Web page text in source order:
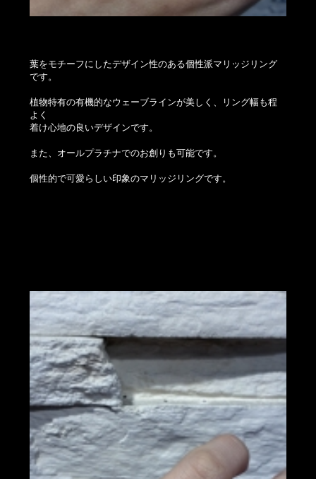
葉をモチーフにしたデザイン性のある個性派マリッジリング
です。
植物特有の有機的なウェーブラインが美しく、リング幅も程
よく
着け心地の良いデザインです。
また、オールプラチナでのお創りも可能です。
個性的で可愛らしい印象のマリッジリングです。